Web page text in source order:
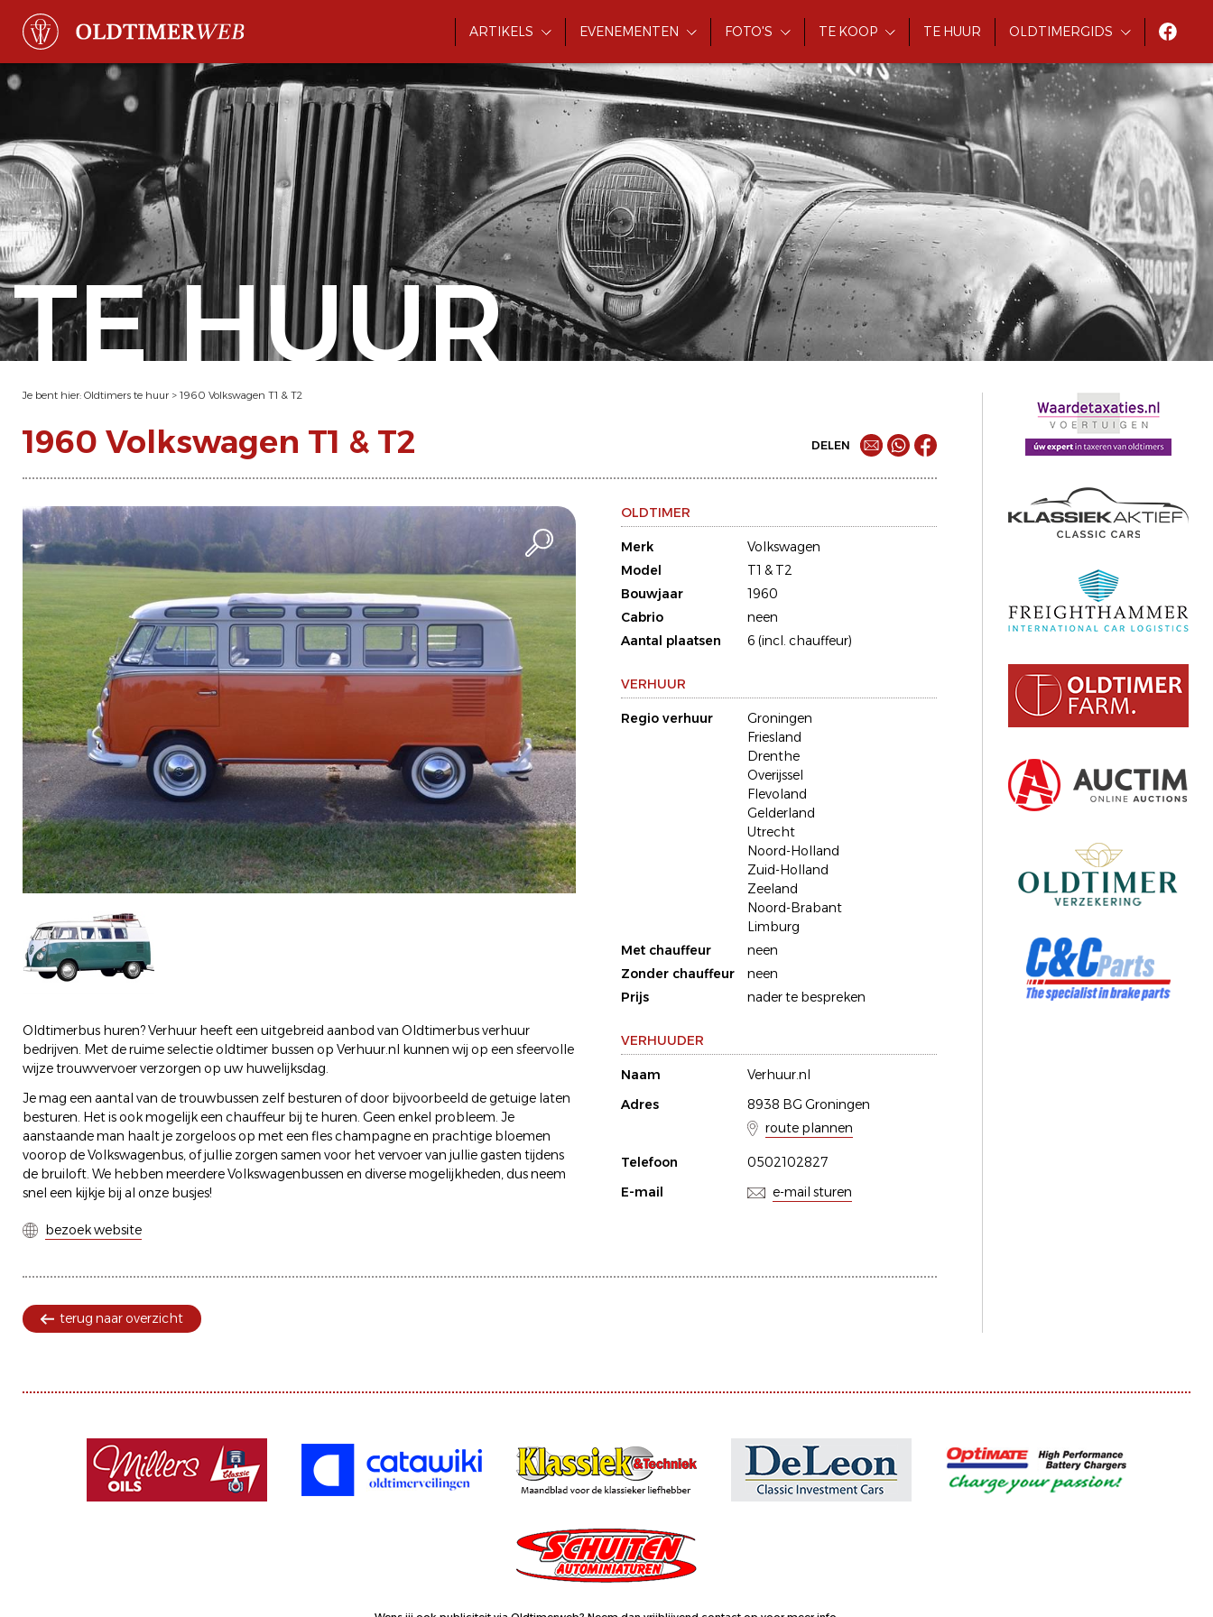
ARTIKELS EVENEMENTEN FOTO'S TE KOOP TE HUUR OLDTIMERGIDS
TE HUUR
Je bent hier: Oldtimers te huur > 1960 Volkswagen T1 & T2
1960 Volkswagen T1 & T2 DELEN
Oldtimerbus huren? Verhuur heeft een uitgebreid aanbod van Oldtimerbus verhuur
bedrijven. Met de ruime selectie oldtimer bussen op Verhuur.nl kunnen wij op een sfeervolle
wijze trouwvervoer verzorgen op uw huwelijksdag.
Je mag een aantal van de trouwbussen zelf besturen of door bijvoorbeeld de getuige laten
besturen. Het is ook mogelijk een chauffeur bij te huren. Geen enkel probleem. Je
aanstaande man haalt je zorgeloos op met een fles champagne en prachtige bloemen
voorop de Volkswagenbus, of jullie zorgen samen voor het vervoer van jullie gasten tijdens
de bruiloft. We hebben meerdere Volkswagenbussen en diverse mogelijkheden, dus neem
snel een kijkje bij al onze busjes!
bezoek website
OLDTIMER
Merk
Volkswagen
Model
T1 & T2
Bouwjaar
1960
Cabrio
neen
Aantal plaatsen
6 (incl. chauffeur)
VERHUUR
Regio verhuur
Groningen
Friesland
Drenthe
Overijssel
Flevoland
Gelderland
Utrecht
Noord-Holland
Zuid-Holland
Zeeland
Noord-Brabant
Limburg
Met chauffeur
neen
Zonder chauffeur
neen
Prijs
nader te bespreken
VERHUUDER
Naam
Verhuur.nl
Adres
8938 BG Groningen
route plannen
Telefoon
0502102827
E-mail
e-mail sturen
terug naar overzicht